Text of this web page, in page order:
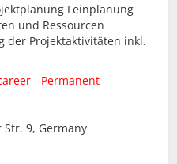
Feinplanung
und Ressourcen
der Projektaktivitäten inkl.
- Permanent
9, Germany